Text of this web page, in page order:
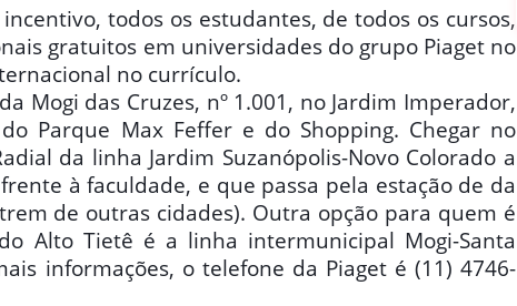
todos os estudantes, de todos os cursos,
gratuitos em universidades do grupo Piaget no
no currículo.
Mogi das Cruzes, nº 1.001, no Jardim Imperador,
Parque Max Feffer e do Shopping. Chegar no
da linha Jardim Suzanópolis-Novo Colorado a
à faculdade, e que passa pela estação de da
de outras cidades). Outra opção para quem é
Alto Tietê é a linha intermunicipal Mogi-Santa
informações, o telefone da Piaget é (11) 4746-